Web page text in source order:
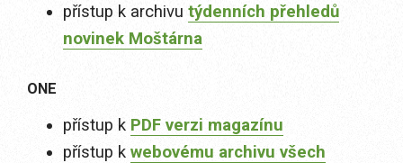
přístup k archivu týdenních přehledů
novinek Moštárna
ONE
přístup k PDF verzi magazínu
přístup k webovému archivu všech